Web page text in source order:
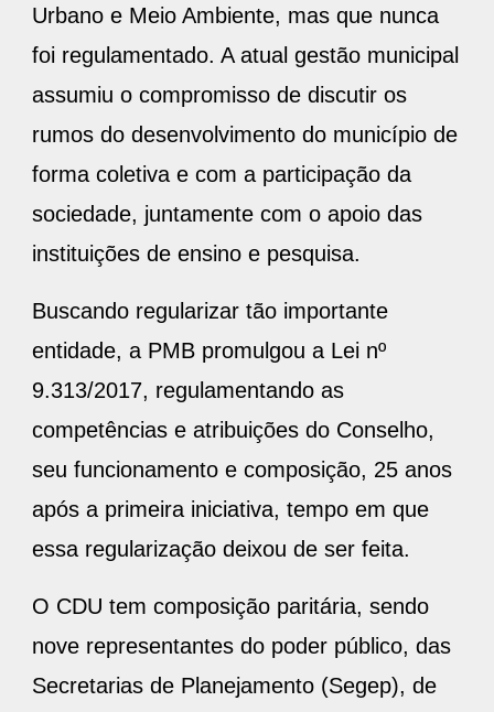
Urbano e Meio Ambiente, mas que nunca
foi regulamentado. A atual gestão municipal
assumiu o compromisso de discutir os
rumos do desenvolvimento do município de
forma coletiva e com a participação da
sociedade, juntamente com o apoio das
instituições de ensino e pesquisa.
Buscando regularizar tão importante
entidade, a PMB promulgou a Lei nº
9.313/2017, regulamentando as
competências e atribuições do Conselho,
seu funcionamento e composição, 25 anos
após a primeira iniciativa, tempo em que
essa regularização deixou de ser feita.
O CDU tem composição paritária, sendo
nove representantes do poder público, das
Secretarias de Planejamento (Segep), de